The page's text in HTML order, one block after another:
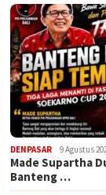
DENPASAR 9 Agustus
Made Supartha
Banteng …